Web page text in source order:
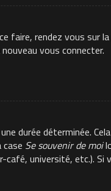
faire, rendez vous sur la
vous connecter.
durée déterminée.
Se souvenir de moi
café, université, etc.). Si